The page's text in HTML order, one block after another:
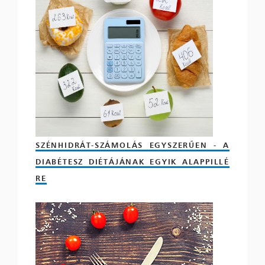
SZÉNHIDRÁT-SZÁMOLÁS EGYSZERŰEN - A
DIABÉTESZ DIÉTÁJÁNAK EGYIK ALAPPILLÉ
RE